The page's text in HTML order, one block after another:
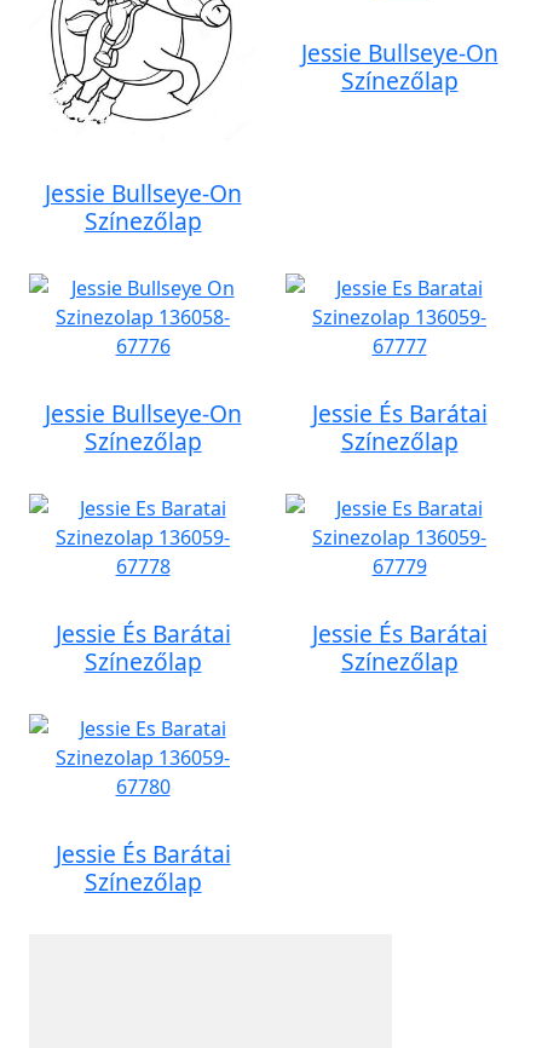
Jessie Bullseye-On
Színezőlap
Jessie Bullseye-On
Színezőlap
Jessie Bullseye-On
Színezőlap
Jessie És Barátai
Színezőlap
Jessie És Barátai
Színezőlap
Jessie És Barátai
Színezőlap
Jessie És Barátai
Színezőlap